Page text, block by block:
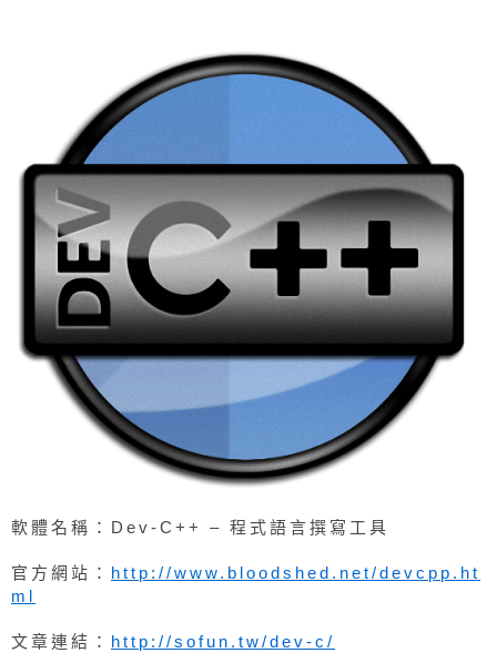
軟體名稱：Dev-C++ – 程式語言撰寫工具
官方網站： http://www.bloodshed.net/devcpp.ht
ml
文章連結： http://sofun.tw/dev-c/